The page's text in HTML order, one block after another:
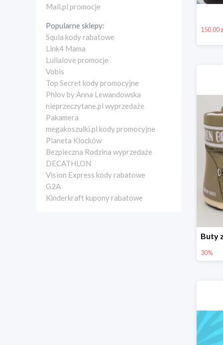
Mall.pl promocje
Popularne sklepy:
Squla kody rabatowe
Link4 Mama
Lullalove promocje
Vobis
Top Secret kody promocyjne
Phlov by Anna Lewandowska
nieprzeczytane.pl wyprzedaże
Pakamera
megakoszulki.pl kody promocyjne
Planeta Klocków
Bezpieczna Rodzina wyprzedaże
DECATHLON
Vision Express kody rabatowe
G2A
Kinderkraft kupony rabatowe
150.00
30%